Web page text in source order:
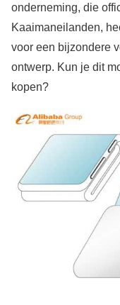
onderneming, die
Kaaimaneilanden,
voor een bijzondere
ontwerp. Kun je dit
kopen?